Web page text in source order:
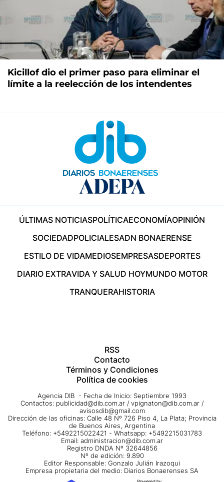
Kicillof dio el primer paso para eliminar el
límite a la reelección de los intendentes
ÚLTIMAS NOTICIASPOLÍTICAECONOMÍAOPINIÓN
SOCIEDADPOLICIALESADN BONAERENSE
ESTILO DE VIDAMEDIOSEMPRESASDEPORTES
DIARIO EXTRAVIDA Y SALUD HOYMUNDO MOTOR
TRANQUERAHISTORIA
RSS
Contacto
Términos y Condiciones
Política de cookies
Agencia DIB - Fecha de Inicio: Septiembre 1993
Contactos: publicidad@dib.com.ar / vpignaton@dib.com.ar /
avisosdib@gmail.com
Dirección de las oficinas: Calle 48 Nº 726 Piso 4, La Plata; Provincia
de Buenos Aires, Argentina
Teléfono: +5492215022421 - Whatsapp: +5492215031783
Email: administracion@dib.com.ar
Registro DNDA Nº 32644856
Nº de edición: 9.890
Editor Responsable: Gonzalo Julián Irazoqui
Empresa propietaria del medio: Diarios Bonaerenses SA